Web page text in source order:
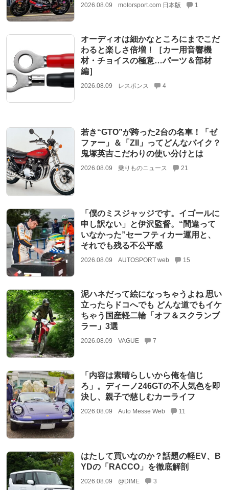
2026.08.09 motorsport.com 日本版 1
オーディオは細かなところにまでこだ
わると楽しさ倍増！［カー用音響機
材・チョイスの極意…パーツ＆部材
編］
2026.08.09 レスポンス 4
若き“GTO”が跨った2台の名車！「ゼ
ファー」＆「ZII」ってどんなバイク？
鬼塚英吉こだわりの使い分けとは
2026.08.09 乗りものニュース 21
「僕のミスジャッジです。イゴールに
申し訳ない」と伊沢監督。“間違って
いなかった”セーフティカー運用と、
それでも残る不公平感
2026.08.09 AUTOSPORT web 15
泥ハネだって絵になっちゃうよね 思い
立ったらドコへでも どんな道でもイケ
ちゃう国産軽二輪「オフ＆スクランブ
ラー」3選
2026.08.09 VAGUE 7
「内容は素晴らしいから俺を信じ
ろ」。ディーノ246GTの不人気色を即
決し、親子で慈しむカーライフ
2026.08.09 Auto Messe Web 11
はたして買いなのか？話題の軽EV、B
YDの「RACCO」を徹底解剖
2026.08.09 @DIME 3